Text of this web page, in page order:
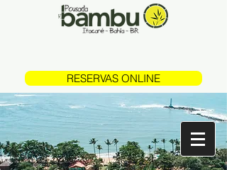
RESERVAS ONLINE